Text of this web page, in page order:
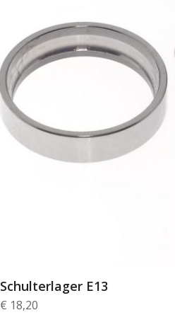
Schulterlager E13
€ 18,20